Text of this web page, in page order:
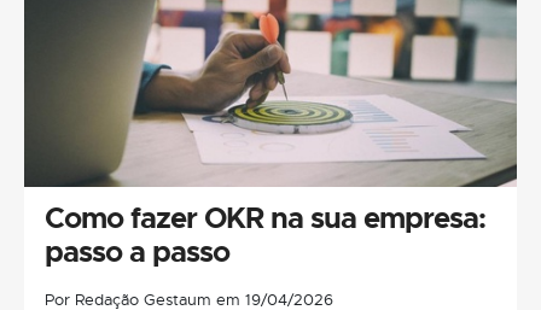
Como fazer OKR na sua empresa:
passo a passo
Por Redação Gestaum em 19/04/2026